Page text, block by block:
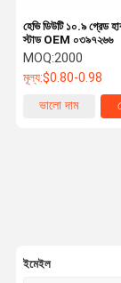
কারখানা পরিদর্শন
হেভি ডিউটি ১০.৯ গ্রেড
স্টাড OEM ০৩৯৭২৬৬
MOQ:2000
মূল্য:$0.80-0.98
ভালো দাম
ইমেইল